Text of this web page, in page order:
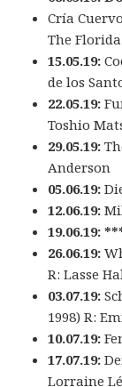
Cría
The Florida
15.05.19:
de los
22.05.19:
Toshio
29.05.19:
Anderson
05.06.19:
12.06.19:
19.06.19:
26.06.19:
R: Lasse
03.07.19:
1998) R:
10.07.19:
17.07.19:
Lorraine